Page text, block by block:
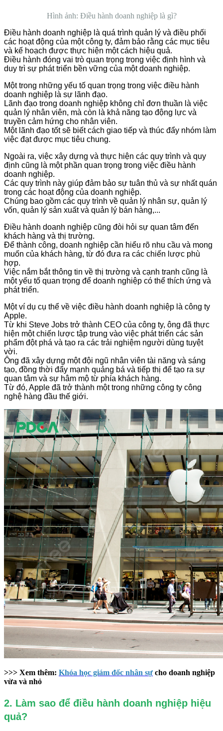
Hình ảnh: Điều hành doanh nghiệp là gì?
Điều hành doanh nghiệp là quá trình quản lý và điều phối
các hoạt động của một công ty, đảm bảo rằng các mục tiêu
và kế hoạch được thực hiện một cách hiệu quả.
Điều hành đóng vai trò quan trọng trong việc định hình và
duy trì sự phát triển bền vững của một doanh nghiệp.
Một trong những yếu tố quan trọng trong việc điều hành
doanh nghiệp là sự lãnh đạo.
Lãnh đạo trong doanh nghiệp không chỉ đơn thuần là việc
quản lý nhân viên, mà còn là khả năng tạo động lực và
truyền cảm hứng cho nhân viên.
Một lãnh đạo tốt sẽ biết cách giao tiếp và thúc đẩy nhóm làm
việc đạt được mục tiêu chung.
Ngoài ra, việc xây dựng và thực hiện các quy trình và quy
định cũng là một phần quan trọng trong việc điều hành
doanh nghiệp.
Các quy trình này giúp đảm bảo sự tuân thủ và sự nhất quán
trong các hoạt động của doanh nghiệp.
Chúng bao gồm các quy trình về quản lý nhân sự, quản lý
vốn, quản lý sản xuất và quản lý bán hàng,...
Điều hành doanh nghiệp cũng đòi hỏi sự quan tâm đến
khách hàng và thị trường.
Để thành công, doanh nghiệp cần hiểu rõ nhu cầu và mong
muốn của khách hàng, từ đó đưa ra các chiến lược phù
hợp.
Việc nắm bắt thông tin về thị trường và cạnh tranh cũng là
một yếu tố quan trọng để doanh nghiệp có thể thích ứng và
phát triển.
Một ví dụ cụ thể về việc điều hành doanh nghiệp là công ty
Apple.
Từ khi Steve Jobs trở thành CEO của công ty, ông đã thực
hiện một chiến lược tập trung vào việc phát triển các sản
phẩm đột phá và tạo ra các trải nghiệm người dùng tuyệt
vời.
Ông đã xây dựng một đội ngũ nhân viên tài năng và sáng
tạo, đồng thời đẩy mạnh quảng bá và tiếp thị để tạo ra sự
quan tâm và sự hâm mộ từ phía khách hàng.
Từ đó, Apple đã trở thành một trong những công ty công
nghệ hàng đầu thế giới.
>>> Xem thêm: Khóa học giám đốc nhân sự cho doanh nghiệp
vừa và nhỏ
2. Làm sao để điều hành doanh nghiệp hiệu
quả?